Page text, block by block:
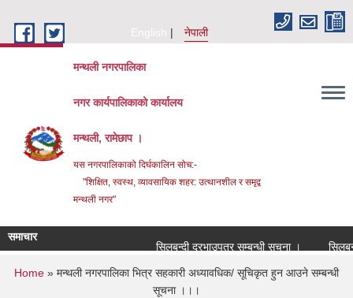
English
नेपाली
मन्थली नगरपालिका
नगर कार्यपालिकाको कार्यालय
मन्थली, रामेछाप ।
यस नगरपालिकाको दिर्घकालिन सोच:-
"शिक्षित, स्वस्थ, व्यावसायिक शहर: उत्थानशील र समृद्व
मन्थली नगर"
समाचार
सिलबन्दी दरभाउपत्र सम्बन्धी सूचना ।
You are here
Home » मन्थली नगरपालिका भित्र सहकारी अध्यावधिक/ सूचिकृत हुन आउने सम्बन्धी
सूचना ।।।